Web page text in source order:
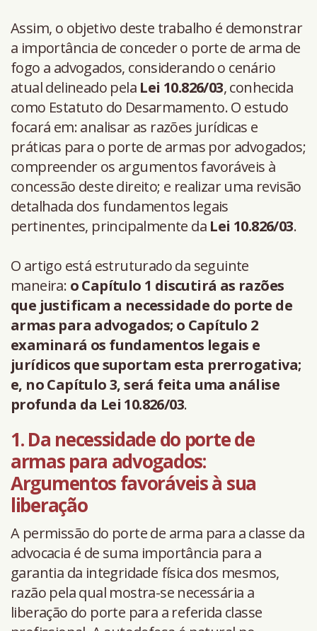
Assim, o objetivo deste trabalho é demonstrar
a importância de conceder o porte de arma de
fogo a advogados, considerando o cenário
atual delineado pela Lei 10.826/03, conhecida
como Estatuto do Desarmamento. O estudo
focará em: analisar as razões jurídicas e
práticas para o porte de armas por advogados;
compreender os argumentos favoráveis à
concessão deste direito; e realizar uma revisão
detalhada dos fundamentos legais
pertinentes, principalmente da Lei 10.826/03.
O artigo está estruturado da seguinte
maneira: o Capítulo 1 discutirá as razões
que justificam a necessidade do porte de
armas para advogados; o Capítulo 2
examinará os fundamentos legais e
jurídicos que suportam esta prerrogativa;
e, no Capítulo 3, será feita uma análise
profunda da Lei 10.826/03.
1. Da necessidade do porte de
armas para advogados:
Argumentos favoráveis à sua
liberação
A permissão do porte de arma para a classe da
advocacia é de suma importância para a
garantia da integridade física dos mesmos,
razão pela qual mostra-se necessária a
liberação do porte para a referida classe